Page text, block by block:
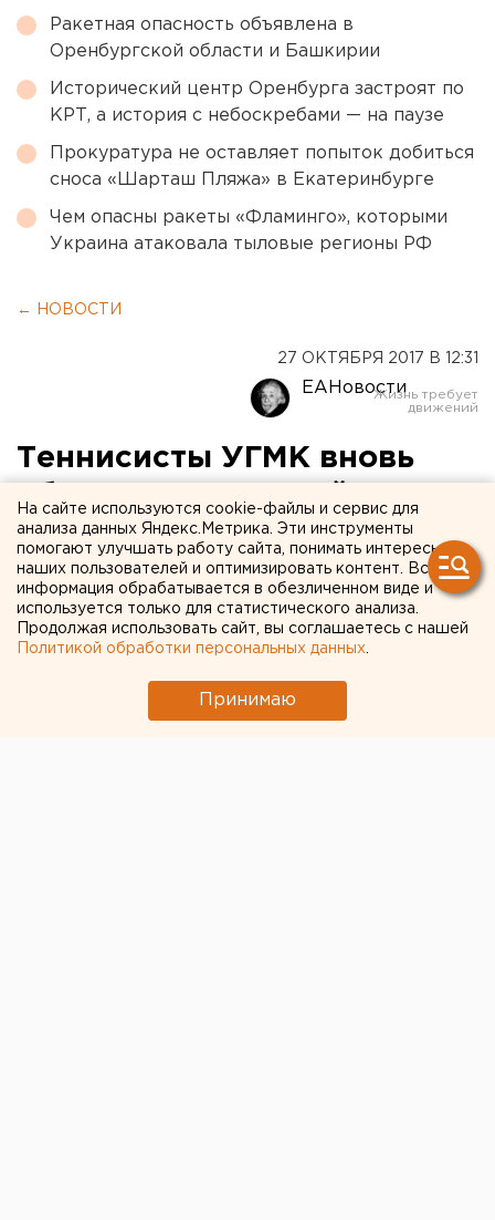
Ракетная опасность объявлена в
Оренбургской области и Башкирии
Исторический центр Оренбурга застроят по
КРТ, а история с небоскребами — на паузе
Прокуратура не оставляет попыток добиться
сноса «Шарташ Пляжа» в Екатеринбурге
Чем опасны ракеты «Фламинго», которыми
Украина атаковала тыловые регионы РФ
← НОВОСТИ
27 ОКТЯБРЯ 2017 В 12:31
ЕАНовости
Теннисисты УГМК вновь
«Эслов»
На сайте используются cookie-файлы и сервис для
анализа данных Яндекс.Метрика. Эти инструменты
помогают улучшать работу сайта, понимать интересы
наших пользователей и оптимизировать контент. Вся
информация обрабатывается в обезличенном виде и
используется только для статистического анализа.
Продолжая использовать сайт, вы соглашаетесь с нашей
Политикой обработки персональных данных
Принимаю